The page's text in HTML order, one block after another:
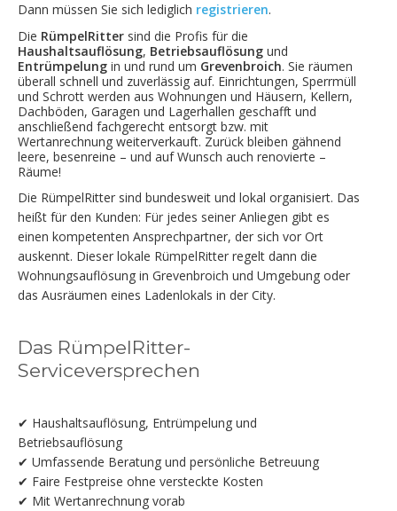
Dann müssen Sie sich lediglich registrieren.
Die RümpelRitter sind die Profis für die
Haushaltsauflösung, Betriebsauflösung und
Entrümpelung in und rund um Grevenbroich. Sie räumen
überall schnell und zuverlässig auf. Einrichtungen, Sperrmüll
und Schrott werden aus Wohnungen und Häusern, Kellern,
Dachböden, Garagen und Lagerhallen geschafft und
anschließend fachgerecht entsorgt bzw. mit
Wertanrechnung weiterverkauft. Zurück bleiben gähnend
leere, besenreine – und auf Wunsch auch renovierte –
Räume!
Die RümpelRitter sind bundesweit und lokal organisiert. Das
heißt für den Kunden: Für jedes seiner Anliegen gibt es
einen kompetenten Ansprechpartner, der sich vor Ort
auskennt. Dieser lokale RümpelRitter regelt dann die
Wohnungsauflösung in Grevenbroich und Umgebung oder
das Ausräumen eines Ladenlokals in der City.
Das RümpelRitter-
Serviceversprechen
✔ Haushaltsauflösung, Entrümpelung und
Betriebsauflösung
✔ Umfassende Beratung und persönliche Betreuung
✔ Faire Festpreise ohne versteckte Kosten
✔ Mit Wertanrechnung vorab